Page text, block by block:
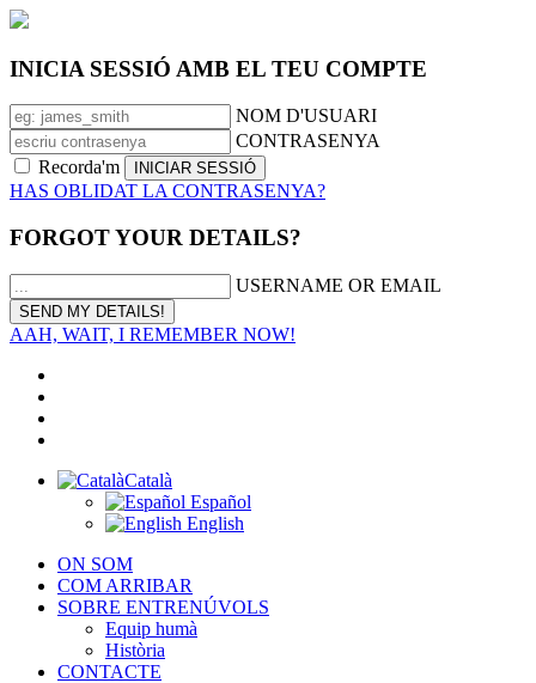
INICIA SESSIÓ AMB EL TEU COMPTE
NOM D'USUARI
CONTRASENYA
Recorda'm
HAS OBLIDAT LA CONTRASENYA?
FORGOT YOUR DETAILS?
USERNAME OR EMAIL
AAH, WAIT, I REMEMBER NOW!
Català
Español
English
ON SOM
COM ARRIBAR
SOBRE ENTRENÚVOLS
Equip humà
Història
CONTACTE